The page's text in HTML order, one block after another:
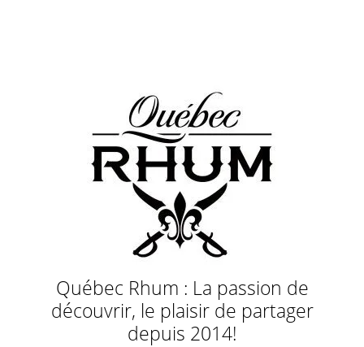
Québec Rhum : La passion de
découvrir, le plaisir de partager
depuis 2014!